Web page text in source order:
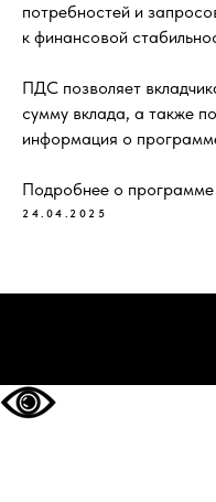
потребностей и
к финансовой
ПДС позволяет
сумму вклада, а также
информация о
Подробнее о программе
24.04.2025